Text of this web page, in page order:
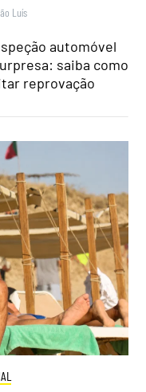
Luís
automóvel
saiba como
reprovação